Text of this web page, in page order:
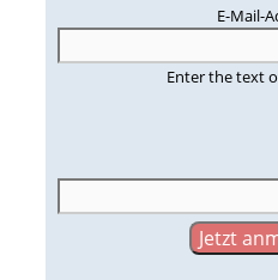
E-Mail-
Enter the text